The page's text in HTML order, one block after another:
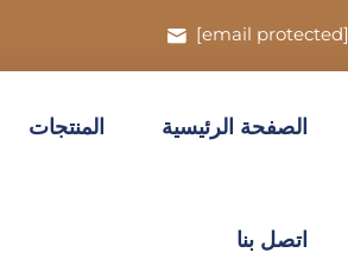
[email protected]
الصفحة الرئيسية المنتجات
اتصل بنا